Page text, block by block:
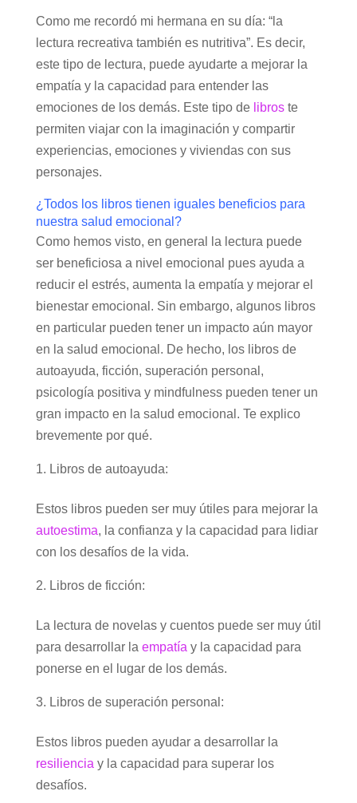
Como me recordó mi hermana en su día: “la
lectura recreativa también es nutritiva”. Es decir,
este tipo de lectura, puede ayudarte a mejorar la
empatía y la capacidad para entender las
emociones de los demás. Este tipo de libroste
permiten viajar con la imaginación y compartir
experiencias, emociones y viviendas con sus
personajes.
¿Todos los libros tienen iguales beneficios para
nuestra salud emocional?
Como hemos visto, en general la lectura puede
ser beneficiosa a nivel emocional pues ayuda a
reducir el estrés, aumenta la empatía y mejorar el
bienestar emocional. Sin embargo, algunos libros
en particular pueden tener un impacto aún mayor
en la salud emocional. De hecho, los libros de
autoayuda, ficción, superación personal,
psicología positiva y mindfulness pueden tener un
gran impacto en la salud emocional. Te explico
brevemente por qué.
Libros de autoayuda:
Estos libros pueden ser muy útiles para mejorar la
autoestima, la confianza y la capacidad para lidiar
con los desafíos de la vida.
Libros de ficción:
La lectura de novelas y cuentos puede ser muy útil
para desarrollar la empatía y la capacidad para
ponerse en el lugar de los demás.
Libros de superación personal:
Estos libros pueden ayudar a desarrollar la
resiliencia y la capacidad para superar los
desafíos.